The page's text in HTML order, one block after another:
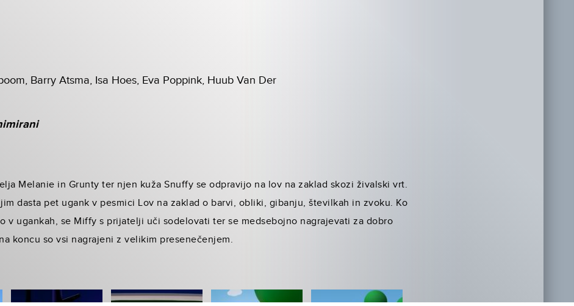
Barry Atsma, Isa Hoes, Eva Poppink, Huub Van Der
Melanie in Grunty ter njen kuža Snuffy se odpravijo na lov na zaklad skozi živalski vrt.
dasta pet ugank v pesmici Lov na zaklad o barvi, obliki, gibanju, številkah in zvoku. Ko
v ugankah, se Miffy s prijatelji uči sodelovati ter se medsebojno nagrajevati za dobro
koncu so vsi nagrajeni z velikim presenečenjem.